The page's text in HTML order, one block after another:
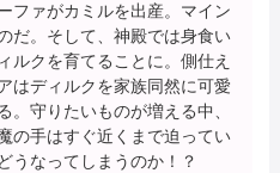
ファがカミルを出産。マイン
だ。そして、神殿では身食い
ルクを育てることに。側仕え
はディルクを家族同然に可愛
。守りたいものが増える中、
の手はすぐ近くまで迫ってい
うなってしまうのか！？